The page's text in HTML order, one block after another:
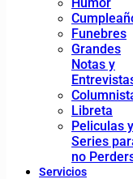
Funebres
Grandes
Notas y
Libreta
Peliculas y
Series
no
Servicios